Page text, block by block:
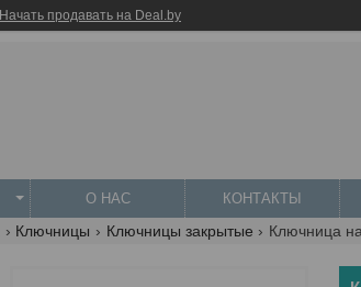
Начать продавать на Deal.by
О НАС КОНТАКТЫ
Ключницы Ключницы закрытые Ключница